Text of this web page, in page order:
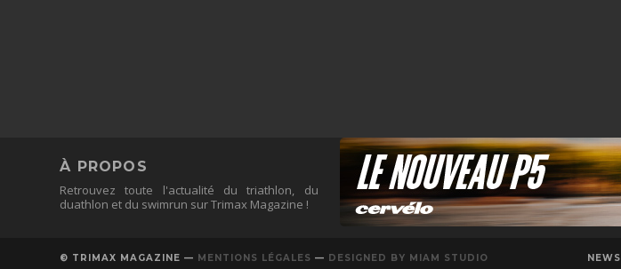
À PROPOS
Retrouvez toute l'actualité du triathlon, du
duathlon et du swimrun sur Trimax Magazine !
© TRIMAX MAGAZINE — MENTIONS LÉGALES — DESIGNED BY MIAM STUDIO NEWS